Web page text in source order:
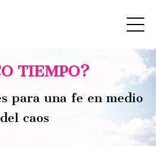
TIEMPO?
para una fe en medio
del caos